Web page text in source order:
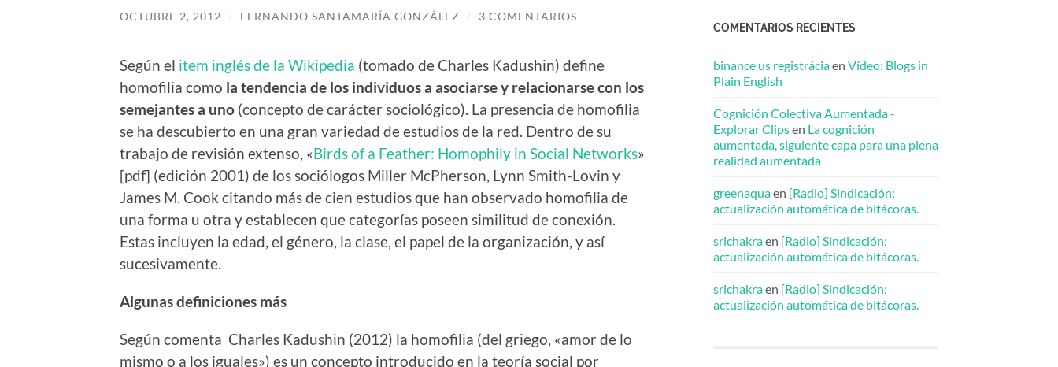
OCTUBRE 2, 2012 / FERNANDO SANTAMARÍA GONZÁLEZ / 3 COMENTARIOS
Según el item inglés de la Wikipedia (tomado de Charles Kadushin) define
homofilia como la tendencia de los individuos a asociarse y relacionarse con los
semejantes a uno (concepto de carácter sociológico). La presencia de homofilia
se ha descubierto en una gran variedad de estudios de la red. Dentro de su
trabajo de revisión extenso, «Birds of a Feather: Homophily in Social Networks»
[pdf] (edición 2001) de los sociólogos Miller McPherson, Lynn Smith-Lovin y
James M. Cook citando más de cien estudios que han observado homofilia de
una forma u otra y establecen que categorías poseen similitud de conexión.
Estas incluyen la edad, el género, la clase, el papel de la organización, y así
sucesivamente.
Algunas definiciones más
Según comenta Charles Kadushin (2012) la homofilia (del griego, «amor de lo
mismo o a los iguales») es un concepto introducido en la teoría social por
COMENTARIOS RECIENTES
binance us registráciaen Vídeo: Blogs in
Plain English
Cognición Colectiva Aumentada -
Explorar Clipsen La cognición
aumentada, siguiente capa para una plena
realidad aumentada
greenaquaen [Radio] Sindicación:
actualización automática de bitácoras.
srichakraen [Radio] Sindicación:
actualización automática de bitácoras.
srichakraen [Radio] Sindicación:
actualización automática de bitácoras.